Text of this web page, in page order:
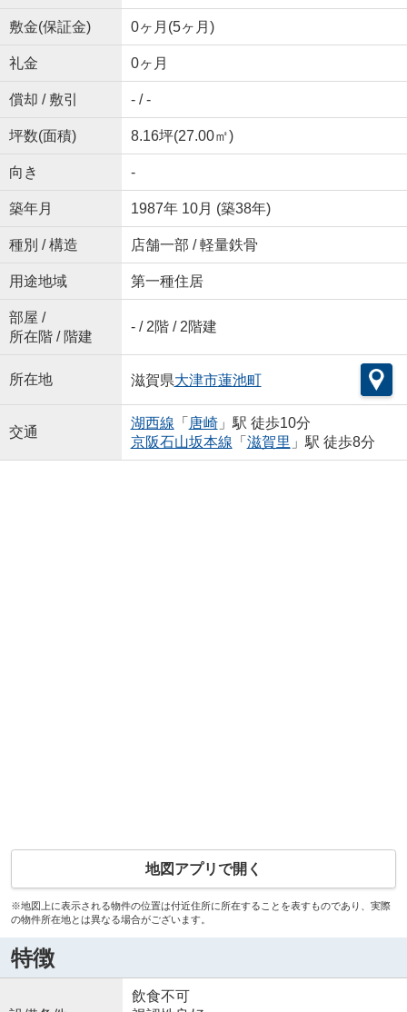
敷金(保証金) 0ヶ月(5ヶ月)
礼金 0ヶ月
償却 / 敷引 - / -
坪数(面積) 8.16坪(27.00㎡)
向き -
築年月 1987年 10月 (築38年)
種別 / 構造 店舗一部 / 軽量鉄骨
用途地域 第一種住居
部屋 /
所在階 / 階建
- / 2階 / 2階建
所在地 滋賀県大津市蓮池町
交通
湖西線 「 唐崎」駅 徒歩10分
京阪石山坂本線 「 滋賀里 」駅 徒歩8分
地図アプリで開く
※地図上に表示される物件の位置は付近住所に所在することを表すものであり、実際
の物件所在地とは異なる場合がございます。
特徴
飲食不可